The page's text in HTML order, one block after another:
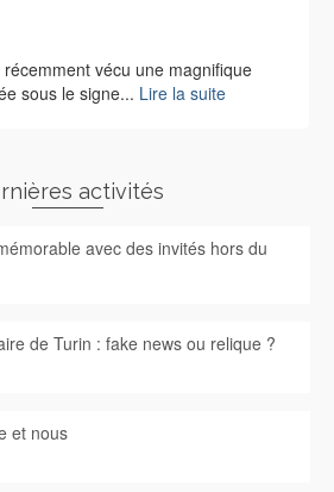
vécu une magnifique
sous le signe... Lire la suite
activités
avec des invités hors du
de Turin : fake news ou relique ?
et nous